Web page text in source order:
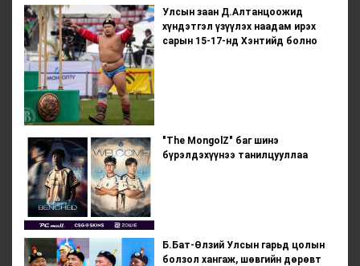
Улсын заан Д.Алтанцоожид
хүндэтгэл үзүүлэх наадам ирэх
сарын 15-17-нд Хэнтийд болно
"The MongolZ" баг шинэ
бүрэлдэхүүнээ танилцууллаа
Б.Бат-Өлзий Улсын гарьд цолын
болзол хангаж, шөвгийн дөрөвт